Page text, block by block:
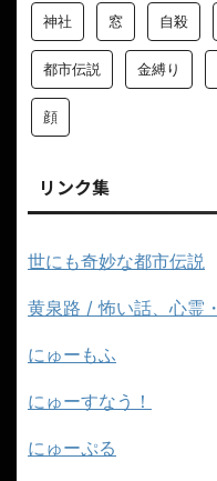
神社 窓 自殺
都市伝説 金縛り
顔
リンク集
世にも奇妙な都市伝説
黄泉路 / 怖い話、心霊
にゅーもふ
にゅーすなう！
にゅーぷる